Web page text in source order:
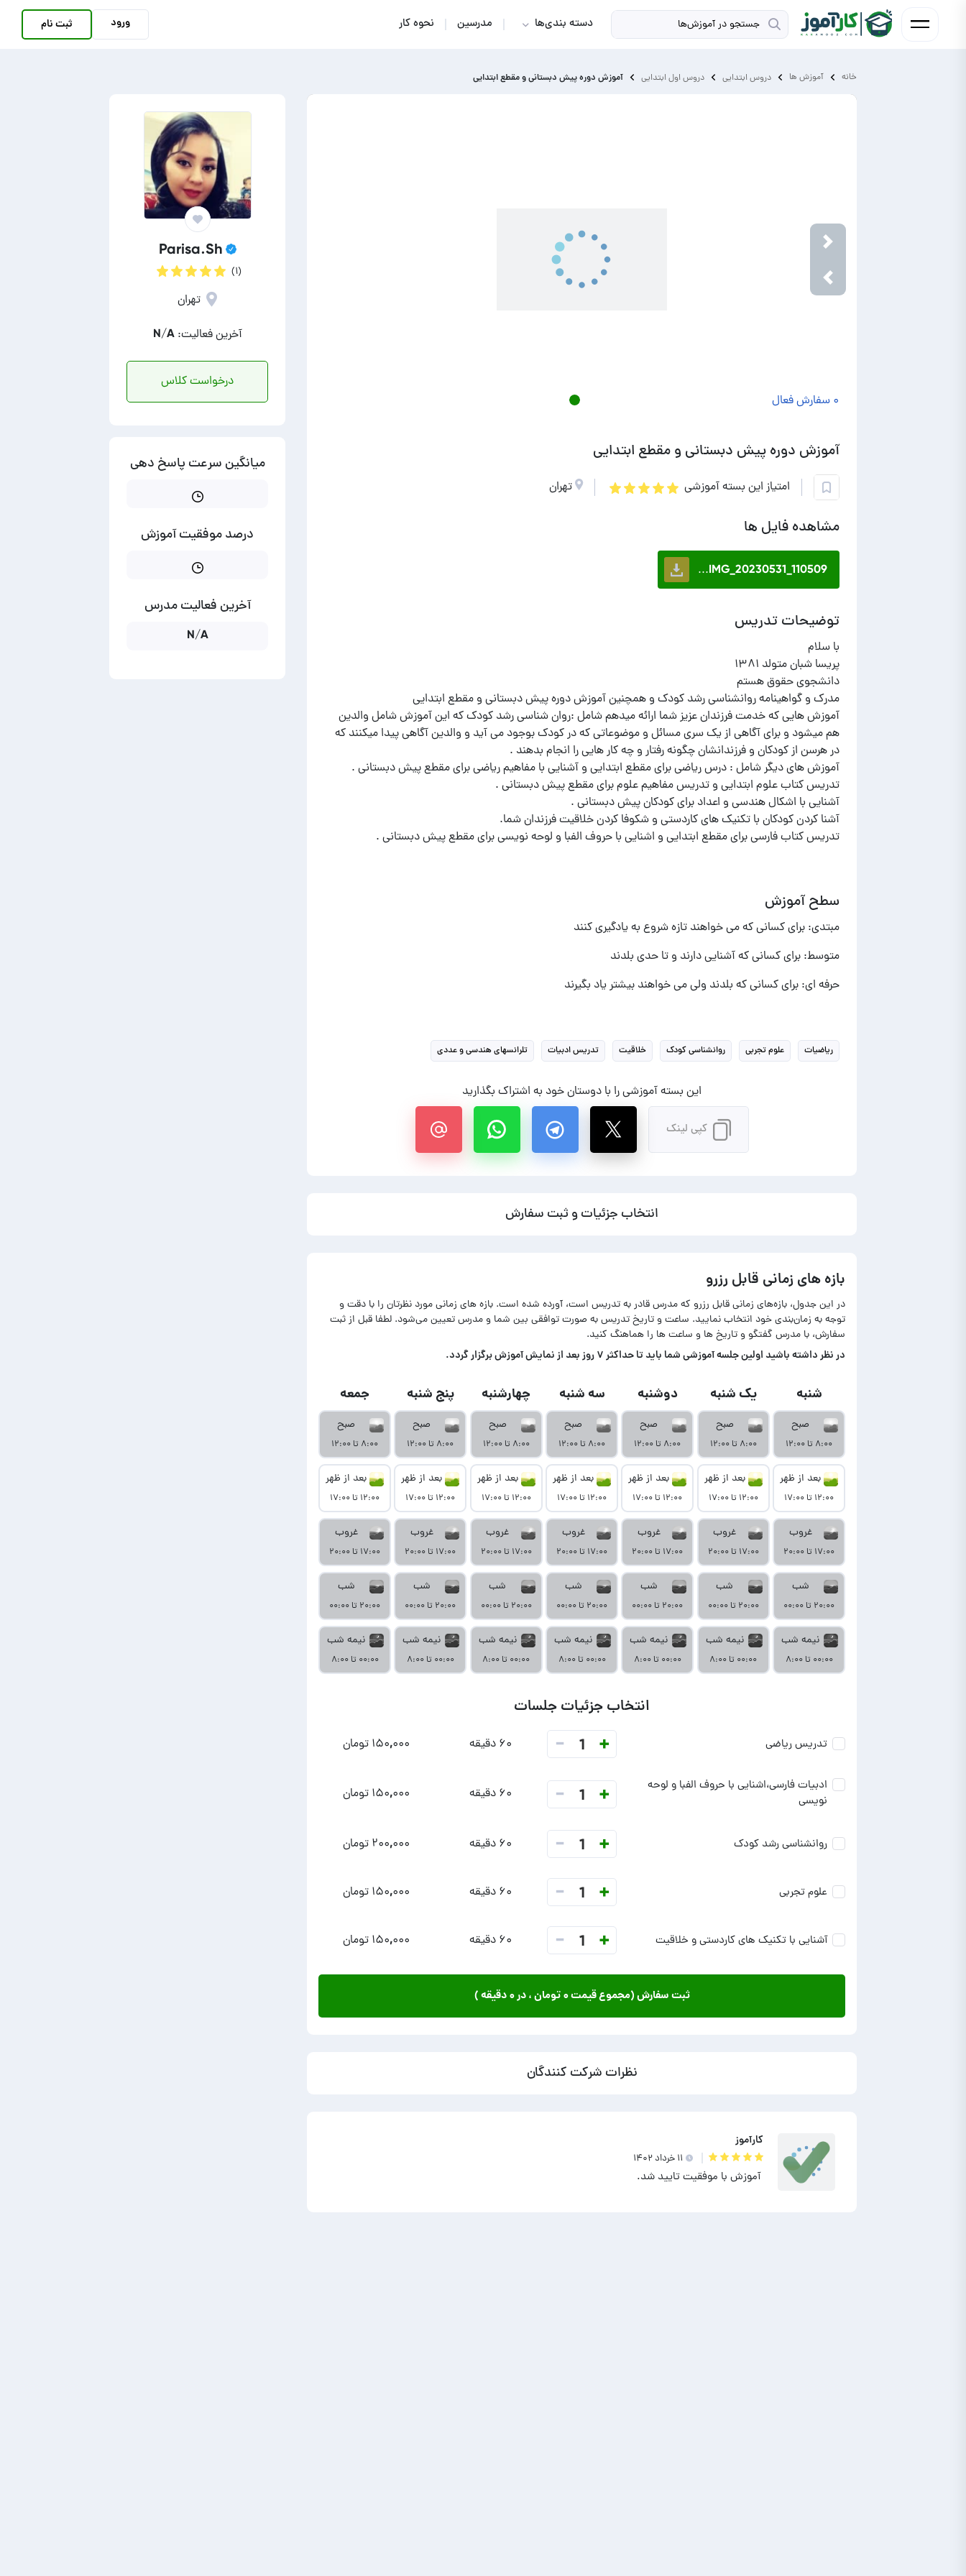
دسته بندی‌ها مدرسین نحوه کار ورود ثبت نام
خانه آموزش ‌ها دروس ابتدايی دروس اول ابتدایی آموزش دوره پیش دبستانی و مقطع ابتدایی
Previous
Next
۰ سفارش فعال
آموزش دوره پیش دبستانی و مقطع ابتدایی
امتیاز این بسته آموزشی تهران
مشاهده فایل ها
IMG_20230531_110509...
توضیحات تدریس
آموزش هایی که خدمت فرزندان عزیز شما ارائه میدهم شامل :روان شناسی رشد کودک که این آموزش شامل والدین
هم میشود و برای آگاهی از یک سری مسائل و موضوعاتی که در کودک بوجود می آید و والدین آگاهی پیدا میکنند که
تدریس کتاب فارسی برای مقطع ابتدایی و اشنایی با حروف الفبا و لوحه نویسی برای مقطع پیش دبستانی .
سطح آموزش
مبتدی: برای کسانی که می خواهند تازه شروع به یادگیری کنند
متوسط: برای کسانی که آشنایی دارند و تا حدی بلدند
حرفه ای: برای کسانی که بلدند ولی می خواهند بیشتر یاد بگیرند
ریاضیات علوم تجربی روانشناسی کودک خلاقیت تدریس ادبیات تلرانسهای هندسی و عددی
این بسته آموزشی را با دوستان خود به اشتراک بگذارید
کپی لینک
انتخاب جزئیات و ثبت سفارش
بازه های زمانی قابل رزرو
در این جدول، بازه‌های زمانی قابل رزرو که مدرس قادر به تدریس است، آورده شده است. بازه های زمانی مورد نظرتان را با دقت و
توجه به زمان‌بندی خود انتخاب نمایید. ساعت و تاریخ تدریس به صورت توافقی بین شما و مدرس تعیین می‌شود. لطفا قبل از ثبت
سفارش، با مدرس گفتگو و تاریخ ها و ساعت ها را هماهنگ کنید.
در‌ نظر داشته باشید اولین جلسه آموزشی شما باید تا حداکثر ۷ روز بعد از نمایش آموزش برگزار گردد.
شنبه
صبح
۸:۰۰ تا ۱۲:۰۰
بعد از ظهر
۱۲:۰۰ تا ۱۷:۰۰
غروب
۱۷:۰۰ تا ۲۰:۰۰
شب
۲۰:۰۰ تا ۰۰:۰۰
نیمه شب
۰۰:۰۰ تا ۸:۰۰
یک شنبه
صبح
۸:۰۰ تا ۱۲:۰۰
بعد از ظهر
۱۲:۰۰ تا ۱۷:۰۰
غروب
۱۷:۰۰ تا ۲۰:۰۰
شب
۲۰:۰۰ تا ۰۰:۰۰
نیمه شب
۰۰:۰۰ تا ۸:۰۰
دوشنبه
صبح
۸:۰۰ تا ۱۲:۰۰
بعد از ظهر
۱۲:۰۰ تا ۱۷:۰۰
غروب
۱۷:۰۰ تا ۲۰:۰۰
شب
۲۰:۰۰ تا ۰۰:۰۰
نیمه شب
۰۰:۰۰ تا ۸:۰۰
سه شنبه
صبح
۸:۰۰ تا ۱۲:۰۰
بعد از ظهر
۱۲:۰۰ تا ۱۷:۰۰
غروب
۱۷:۰۰ تا ۲۰:۰۰
شب
۲۰:۰۰ تا ۰۰:۰۰
نیمه شب
۰۰:۰۰ تا ۸:۰۰
چهارشنبه
صبح
۸:۰۰ تا ۱۲:۰۰
بعد از ظهر
۱۲:۰۰ تا ۱۷:۰۰
غروب
۱۷:۰۰ تا ۲۰:۰۰
شب
۲۰:۰۰ تا ۰۰:۰۰
نیمه شب
۰۰:۰۰ تا ۸:۰۰
پنج شنبه
صبح
۸:۰۰ تا ۱۲:۰۰
بعد از ظهر
۱۲:۰۰ تا ۱۷:۰۰
غروب
۱۷:۰۰ تا ۲۰:۰۰
شب
۲۰:۰۰ تا ۰۰:۰۰
نیمه شب
۰۰:۰۰ تا ۸:۰۰
جمعه
صبح
۸:۰۰ تا ۱۲:۰۰
بعد از ظهر
۱۲:۰۰ تا ۱۷:۰۰
غروب
۱۷:۰۰ تا ۲۰:۰۰
شب
۲۰:۰۰ تا ۰۰:۰۰
نیمه شب
۰۰:۰۰ تا ۸:۰۰
انتخاب جزئیات جلسات
تدریس ریاضی +
1
- ۶۰ دقیقه ۱۵۰,۰۰۰ تومان
ادبیات فارسی،اشنایی با حروف الفبا و لوحه
نویسی
+
1
- ۶۰ دقیقه ۱۵۰,۰۰۰ تومان
روانشناسی رشد کودک +
1
- ۶۰ دقیقه ۲۰۰,۰۰۰ تومان
علوم تجربی +
1
- ۶۰ دقیقه ۱۵۰,۰۰۰ تومان
آشنایی با تکنیک های کاردستی و خلاقیت +
1
- ۶۰ دقیقه ۱۵۰,۰۰۰ تومان
ثبت سفارش (مجموع قیمت۰ تومان ، در۰ دقیقه )
نظرات شرکت کنندگان
کارآموز
۱۱ خرداد ۱۴۰۲
آموزش با موفقیت تایید شد.
Parisa.Sh
(۱)
تهران
آخرین فعالیت: N/A
درخواست کلاس
میانگین سرعت پاسخ دهی
درصد موفقیت آموزش
آخرین فعالیت مدرس
N/A